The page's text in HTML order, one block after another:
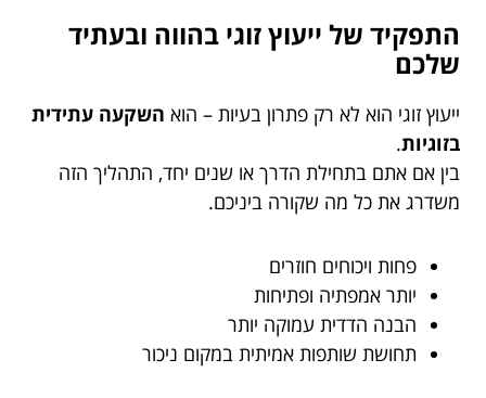
התפקיד של ייעוץ זוגי בהווה ובעתיד
שלכם
ייעוץ זוגי הוא לא רק פתרון בעיות – הוא השקעה עתידית
בזוגיות.
בין אם אתם בתחילת הדרך או שנים יחד, התהליך הזה
משדרג את כל מה שקורה ביניכם.
פחות ויכוחים חוזרים
יותר אמפתיה ופתיחות
הבנה הדדית עמוקה יותר
תחושת שותפות אמיתית במקום ניכור